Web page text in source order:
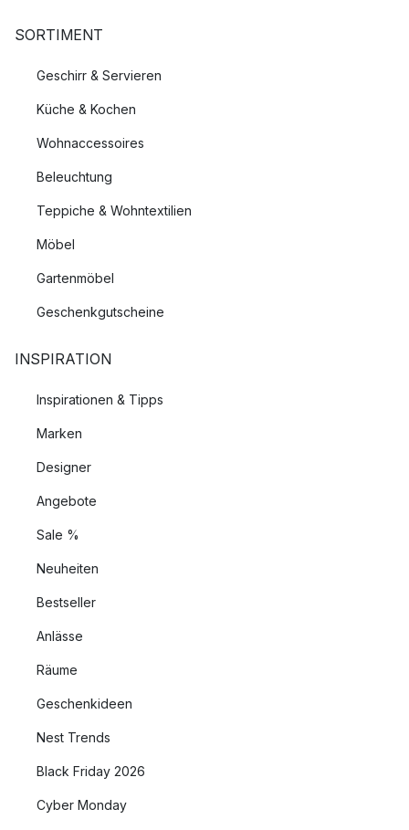
SORTIMENT
Geschirr & Servieren
Küche & Kochen
Wohnaccessoires
Beleuchtung
Teppiche & Wohntextilien
Möbel
Gartenmöbel
Geschenkgutscheine
INSPIRATION
Inspirationen & Tipps
Marken
Designer
Angebote
Sale %
Neuheiten
Bestseller
Anlässe
Räume
Geschenkideen
Nest Trends
Black Friday 2026
Cyber Monday